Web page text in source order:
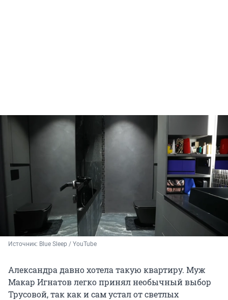
Источник: Blue Sleep / YouTube
Александра давно хотела такую квартиру. Муж
Макар Игнатов легко принял необычный выбор
Трусовой, так как и сам устал от светлых